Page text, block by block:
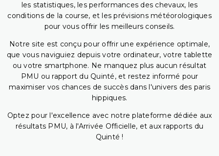
les statistiques, les performances des chevaux, les
conditions de la course, et les prévisions météorologiques
pour vous offrir les meilleurs conseils.
Notre site est conçu pour offrir une expérience optimale,
que vous naviguiez depuis votre ordinateur, votre tablette
ou votre smartphone. Ne manquez plus aucun résultat
PMU ou rapport du Quinté, et restez informé pour
maximiser vos chances de succès dans l'univers des paris
hippiques.
Optez pour l'excellence avec notre plateforme dédiée aux
résultats PMU, à l'Arrivée Officielle, et aux rapports du
Quinté !